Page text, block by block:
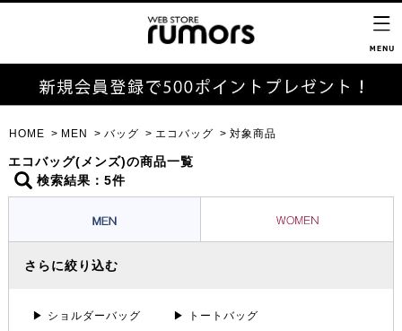
HOME MEN バッグ エコバッグ 対象商品
エコバッグ(メンズ)の商品一覧
検索結果：5件
さらに絞り込む
▶ ショルダーバッグ ▶ トートバッグ